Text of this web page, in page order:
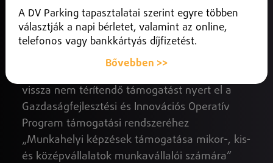
Rádió Kft-nél
A SUNSHINE RÁDIÓ Szolgáltató Korlátolt
vissza nem térítendő támogatást nyert el a
Gazdaságfejlesztési és Innovációs Operatív
Program támogatási rendszeréhez
„Munkahelyi képzések támogatása mikor-, kis-
és középvállalatok munkavállalói számára”
A DV Parking tapasztalatai szerint egyre többen
választják a napi bérletet, valamint az online,
telefonos vagy bankkártyás díjfizetést.
Bővebben >>